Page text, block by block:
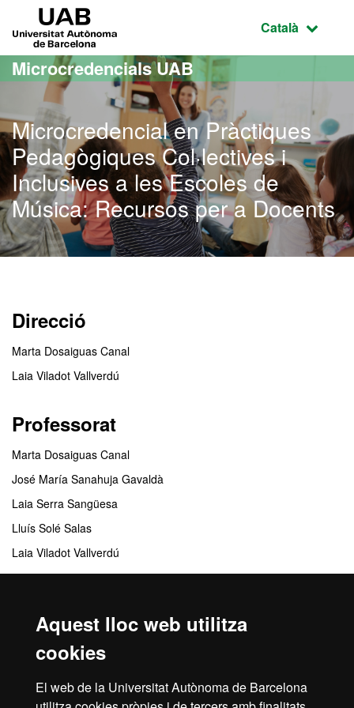
Aquest lloc web utilitza
cookies
El web de la Universitat Autònoma de Barcelona
Ves al contingut principal
Ves a la navegació de la pàgina
Idioma
Català
Microcredencials UAB
Microcredencial en Pràctiques
Pedagògiques Col·lectives i
Inclusives a les Escoles de
Música: Recursos per a Docents
Direcció
Marta Dosaiguas Canal
Laia Viladot Vallverdú
Professorat
Marta Dosaiguas Canal
José María Sanahuja Gavaldà
Laia Serra Sangüesa
Lluís Solé Salas
Laia Viladot Vallverdú
Escola de Formació Permanent
Centres col·laboradors